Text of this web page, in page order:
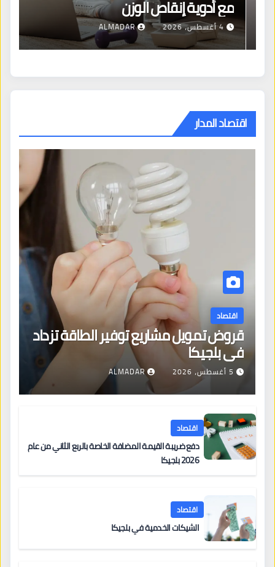
مع أدوية إنقاص الوزن
4 أغسطس، 2026 ALMADAR
اقتصاد المدار
اقتصاد
قروض تمويل مشاريع توفير الطاقة تزداد
في بلجيكا
5 أغسطس، 2026 ALMADAR
اقتصاد
دفع ضريبة القيمة المضافة الخاصة بالربع الثاني من عام
2026 بلجيكا
اقتصاد
الشيكات الخدمية في بلجيكا